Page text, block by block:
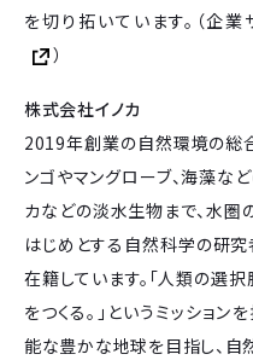
を切り拓いています。（企業
）
株式会社イノカ
2019年創業の自然環境の総
ンゴやマングローブ、海藻な
カなどの淡水生物まで、水
はじめとする自然科学の研
在籍しています。「人類の選
をつくる。」というミッショ
能な豊かな地球を目指し、自